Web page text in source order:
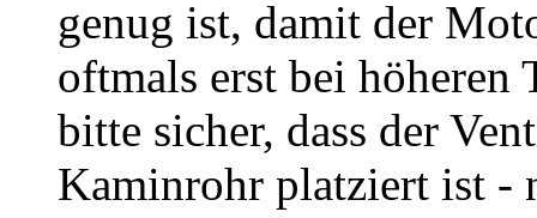
genug ist, damit der
oftmals erst bei höheren
bitte sicher, dass der
Kaminrohr platziert ist -